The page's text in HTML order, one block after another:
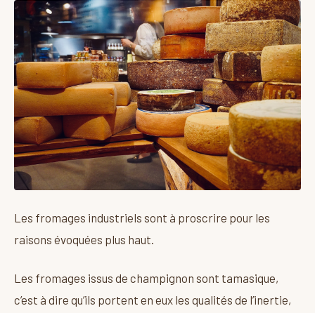
Les fromages industriels sont à proscrire pour les
raisons évoquées plus haut.
Les fromages issus de champignon sont tamasique,
c’est à dire qu’ils portent en eux les qualités de l’inertie,